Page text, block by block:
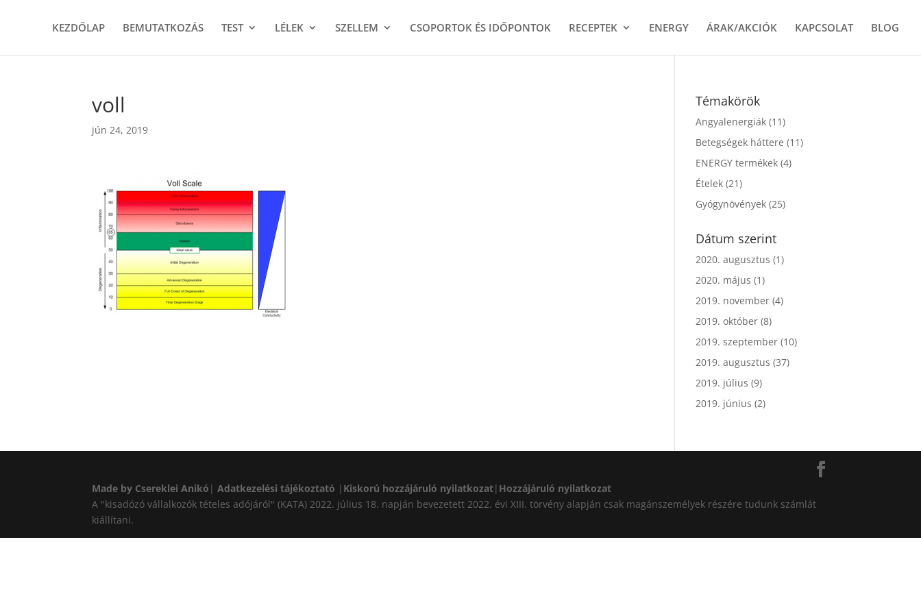
KEZDŐLAP BEMUTATKOZÁS TEST LÉLEK SZELLEM CSOPORTOK ÉS IDŐPONTOK RECEPTEK ENERGY ÁRAK/AKCIÓK KAPCSOLAT BLOG
voll
jún 24, 2019
Témakörök
Angyalenergiák (11)
Betegségek háttere (11)
ENERGY termékek (4)
Ételek (21)
Gyógynövények (25)
Dátum szerint
2020. augusztus (1)
2020. május (1)
2019. november (4)
2019. október (8)
2019. szeptember (10)
2019. augusztus (37)
2019. július (9)
2019. június (2)
Made by Csereklei Anikó |Adatkezelési tájékoztató | Kiskorú hozzájáruló nyilatkozat| Hozzájáruló nyilatkozat
A "kisadózó vállalkozók tételes adójáról" (KATA) 2022. július 18. napján bevezetett 2022. évi XIII. törvény alapján csak magánszemélyek részére tudunk számlát
kiállítani.